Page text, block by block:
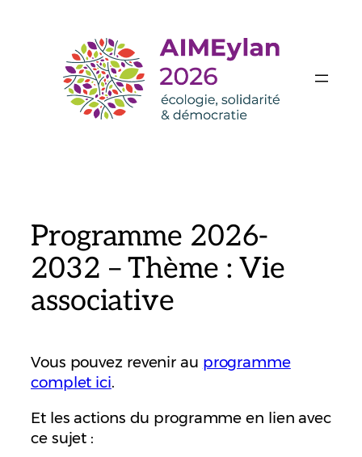
Programme 2026-
2032 – Thème : Vie
associative
Vous pouvez revenir au programme
complet ici.
Et les actions du programme en lien avec
ce sujet :